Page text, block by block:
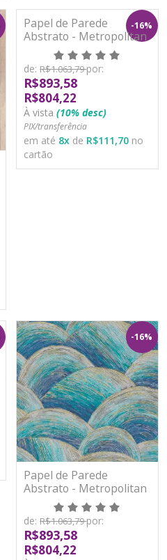
-16%
Papel de Parede
Abstrato - Metropolitan
Stories 3 - AS391044 -
Vinílico
de: R$1.063,79por:
R$893,58
R$804,22
À vista (10% desc)
PIX/transferência
em até 8x de R$111,70 no
cartão
-16%
Papel de Parede
Abstrato - Metropolitan
Stories 3 - AS391051 -
Vinílico
de: R$1.063,79por:
R$893,58
R$804,22